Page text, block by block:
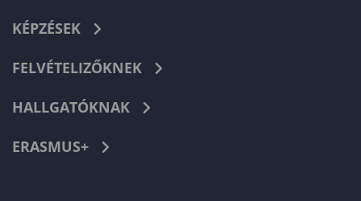
KÉPZÉSEK
FELVÉTELIZŐKNEK
HALLGATÓKNAK
ERASMUS+